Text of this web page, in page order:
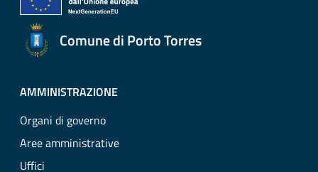
Comune di Porto Torres
AMMINISTRAZIONE
Organi di governo
Aree amministrative
Uffici